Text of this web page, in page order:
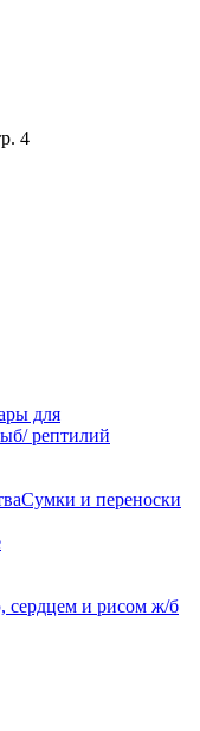
4
для
рептилий
Сумки и переноски
сердцем и рисом ж/б